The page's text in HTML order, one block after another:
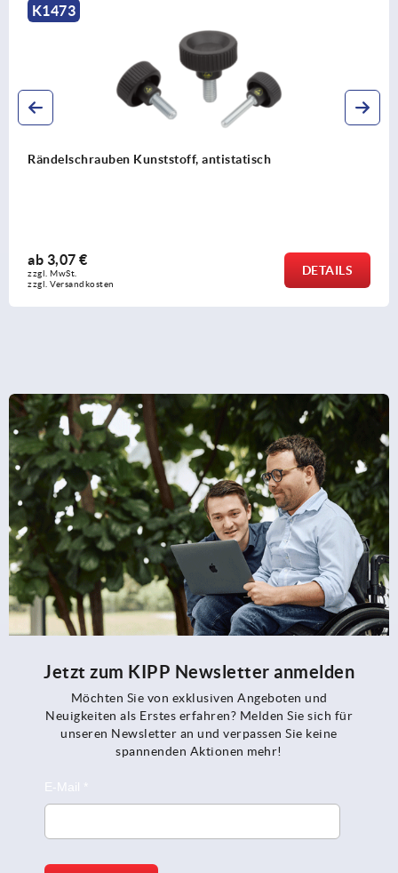
K0110
Rändelknöpfe Kunststoff, visuell-detektierbar
ab4,36 €
zzgl. MwSt.
zzgl. Versandkosten
DETAILS
Jetzt zum KIPP Newsletter anmelden
Möchten Sie von exklusiven Angeboten und
Neuigkeiten als Erstes erfahren? Melden Sie sich für
unseren Newsletter an und verpassen Sie keine
spannenden Aktionen mehr!